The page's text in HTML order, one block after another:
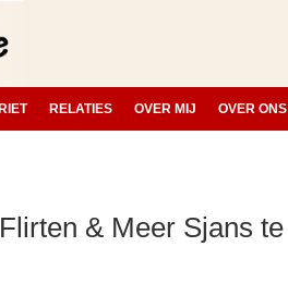
RELATIES OVER MIJ OVER ONS
& Meer Sjans te